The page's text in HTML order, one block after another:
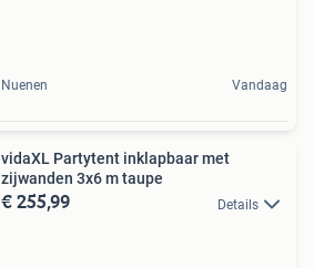
Nuenen Vandaag
vidaXL Partytent inklapbaar met
zijwanden 3x6 m taupe
€ 255,99 Details